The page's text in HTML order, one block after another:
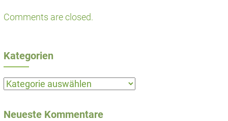
Comments are closed.
Kategorien
Kategorien
Neueste Kommentare